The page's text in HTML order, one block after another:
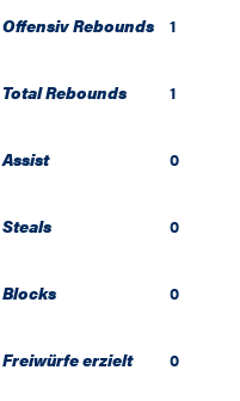
Offensiv Rebounds 1
Total Rebounds 1
Assist 0
Steals 0
Blocks 0
Freiwürfe erzielt 0